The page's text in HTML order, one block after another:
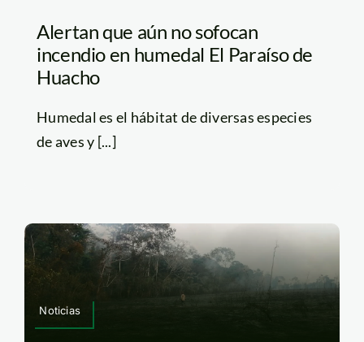
Alertan que aún no sofocan
incendio en humedal El Paraíso de
Huacho
Humedal es el hábitat de diversas especies
de aves y [...]
Noticias